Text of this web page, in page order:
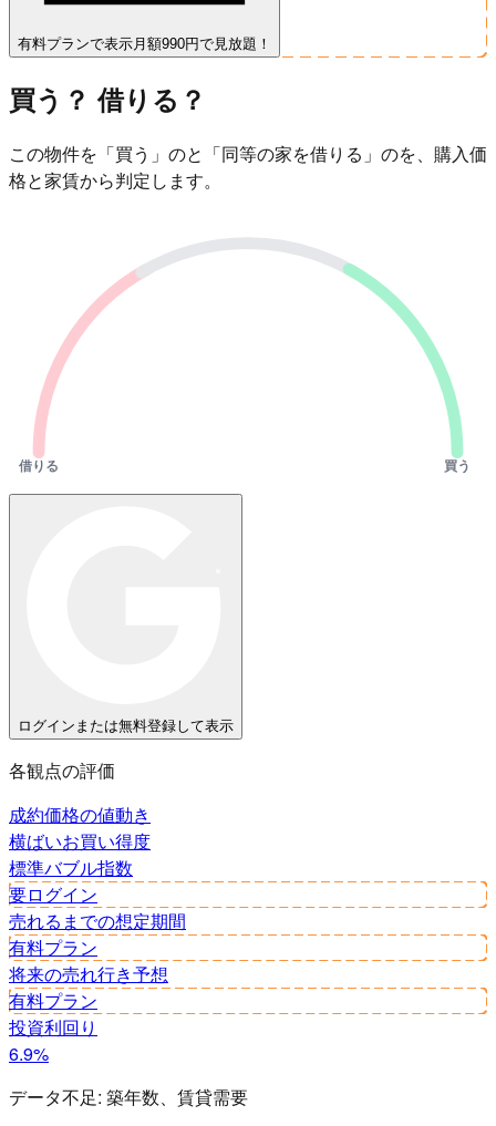
有料プランで表示 月額990円で見放題！
買う？ 借りる？
この物件を「買う」のと「同等の家を借りる」のを、購入価
格と家賃から判定します。
借りる 買う
ログインまたは無料登録して表示
各観点の評価
成約価格の値動き
横ばいお買い得度
標準バブル指数
要ログイン
売れるまでの想定期間
有料プラン
将来の売れ行き予想
有料プラン
投資利回り
6.9%
データ不足: 築年数、賃貸需要